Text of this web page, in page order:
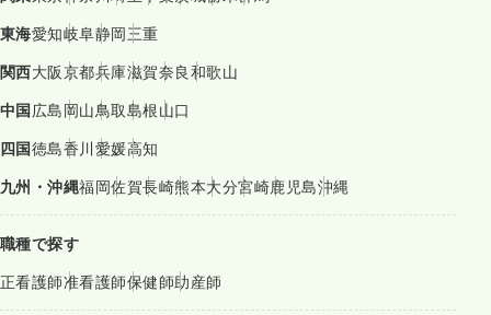
東海愛知岐阜静岡三重
関西大阪京都兵庫滋賀奈良和歌山
中国 広島 岡山鳥取島根山口
四国徳島香川 愛媛高知
九州・沖縄福岡佐賀長崎熊本大分宮崎鹿児島沖縄
職種で探す
正看護師准看護師保健師助産師